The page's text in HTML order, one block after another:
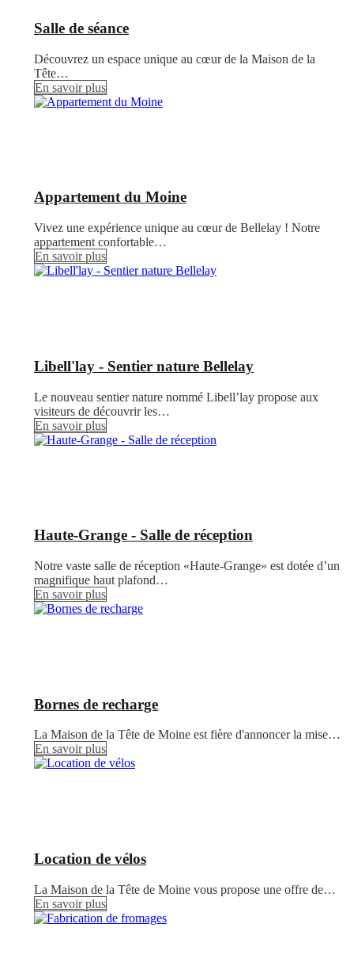
Salle de séance
Découvrez un espace unique au cœur de la Maison de la
Tête…
En savoir plus
Appartement du Moine
Vivez une expérience unique au cœur de Bellelay ! Notre
appartement confortable…
En savoir plus
Libell'lay - Sentier nature Bellelay
Le nouveau sentier nature nommé Libell’lay propose aux
visiteurs de découvrir les…
En savoir plus
Haute-Grange - Salle de réception
Notre vaste salle de réception «Haute-Grange» est dotée d’un
magnifique haut plafond…
En savoir plus
Bornes de recharge
La Maison de la Tête de Moine est fière d'annoncer la mise…
En savoir plus
Location de vélos
La Maison de la Tête de Moine vous propose une offre de…
En savoir plus